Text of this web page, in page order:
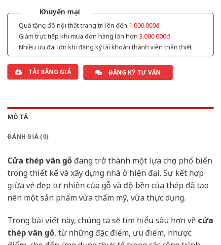
Khuyến mại
Quà tặng đồ nội thất trang trí lên đến 1.000.000đ
Giảm trực tiếp khi mua đơn hàng lớn hơn 3.000.000đ
Nhiều ưu đãi lớn khi đăng ký tài khoản thành viên thân thiết
TẢI BẢNG GIÁ ĐĂNG KÝ TƯ VẤN
MÔ TẢ
ĐÁNH GIÁ (0)
Cửa thép vân gỗ đang trở thành một lựa chọn phổ biến
trong thiết kế và xây dựng nhà ở hiện đại. Sự kết hợp
giữa vẻ đẹp tự nhiên của gỗ và độ bền của thép đã tạo
nên một sản phẩm vừa thẩm mỹ, vừa thực dụng.
Trong bài viết này, chúng ta sẽ tìm hiểu sâu hơn về cửa
thép vân gỗ, từ những đặc điểm, ưu điểm, nhược